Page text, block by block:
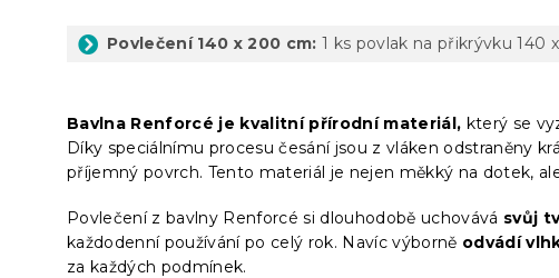
Povlečení 140 x 200 cm: 1 ks povlak na přikrývku 140
Bavlna Renforcé je kvalitní přírodní materiál, který se
Díky speciálnímu procesu česání jsou z vláken odstraněny
příjemný povrch. Tento materiál je nejen měkký na dotek,
Povlečení z bavlny Renforcé si dlouhodobě uchovává svůj
každodenní používání po celý rok. Navíc výborně odvádí
za každých podmínek.